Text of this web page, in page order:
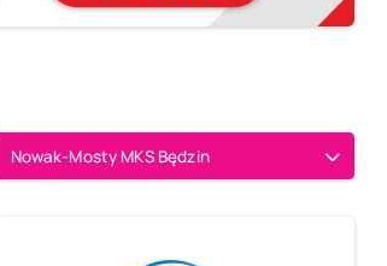
Nowak-Mosty MKS Będzin